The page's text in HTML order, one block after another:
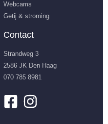
Webcams
Getij & stroming
Contact
Strandweg 3
2586 JK Den Haag
070 785 8981